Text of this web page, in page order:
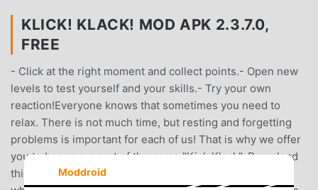
KLICK! KLACK! MOD APK 2.3.7.0,
FREE
- Click at the right moment and collect points.- Open new
levels to test yourself and your skills.- Try your own
reaction!Everyone knows that sometimes you need to
relax. There is not much time, but resting and forgetting
problems is important for each of us! That is why we offer
you to become a part of the game "Kick Klack". Download
this game and get into the middle of an endless race
Moddroid